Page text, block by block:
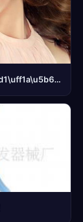
\u5b66\u4e60\u7f8e\u5bb9\u7f8e\u53d1\uff1a\u5b66\u8d39\u771f\u7684\u8d35\u5417\uff1f